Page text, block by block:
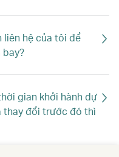
liên hệ của tôi để
bay?
gian khởi hành dự
thay đổi trước đó thì